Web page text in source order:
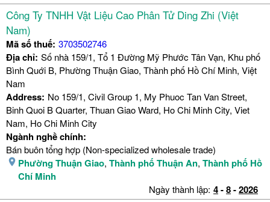
Công Ty TNHH Vật Liệu Cao Phân Tử Ding Zhi (Việt
Nam)
Mã số thuế: 3703502746
Địa chỉ: Số nhà 159/1, Tổ 1 Đường Mỹ Phước Tân Vạn, Khu phố
Bình Quới B, Phường Thuận Giao, Thành phố Hồ Chí Minh, Việt
Nam
Address: No 159/1, Civil Group 1, My Phuoc Tan Van Street,
Binh Quoi B Quarter, Thuan Giao Ward, Ho Chi Minh City, Viet
Nam, Ho Chi Minh City
Ngành nghề chính:
Bán buôn tổng hợp (Non-specialized wholesale trade)
Phường Thuận Giao, Thành phố Thuận An, Thành phố Hồ
Chí Minh
Ngày thành lập: 4-8-2026